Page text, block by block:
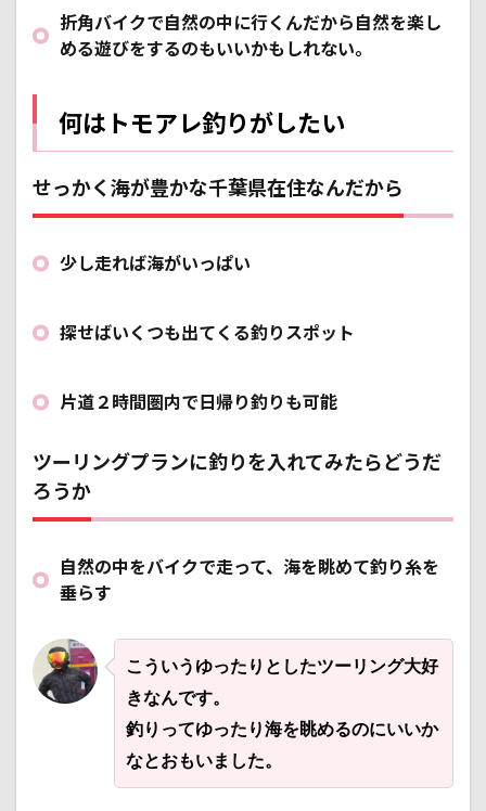
折角バイクで自然の中に行くんだから自然を楽し
める遊びをするのもいいかもしれない。
何はトモアレ釣りがしたい
せっかく海が豊かな千葉県在住なんだから
少し走れば海がいっぱい
探せばいくつも出てくる釣りスポット
片道２時間圏内で日帰り釣りも可能
ツーリングプランに釣りを入れてみたらどうだ
ろうか
自然の中をバイクで走って、海を眺めて釣り糸を
垂らす
こういうゆったりとしたツーリング大好
きなんです。
釣りってゆったり海を眺めるのにいいか
なとおもいました。